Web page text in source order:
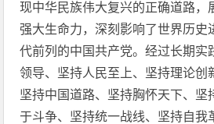
现中华民族伟大复兴的正确道路，
强大生命力，深刻影响了世界历史
代前列的中国共产党。经过长期实
领导、坚持人民至上、坚持理论创
坚持中国道路、坚持胸怀天下、坚
于斗争、坚持统一战线、坚持自我